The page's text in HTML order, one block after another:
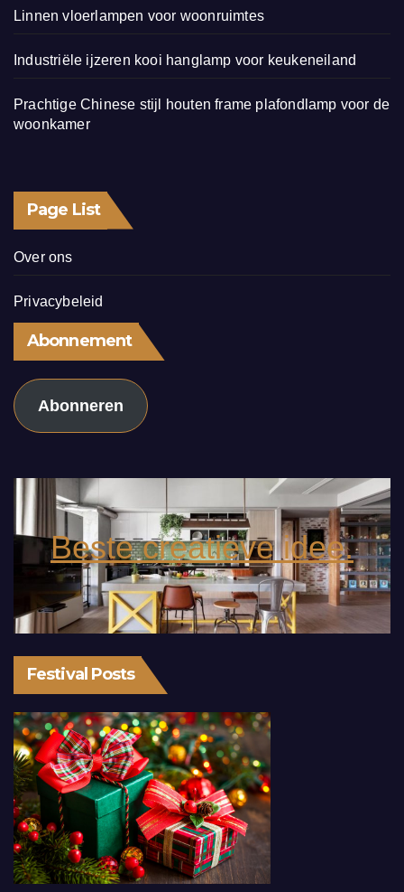
Linnen vloerlampen voor woonruimtes
Industriële ijzeren kooi hanglamp voor keukeneiland
Prachtige Chinese stijl houten frame plafondlamp voor de
woonkamer
Page List
Over ons
Privacybeleid
Abonnement
Abonneren
Beste creatieve idee.
Festival Posts